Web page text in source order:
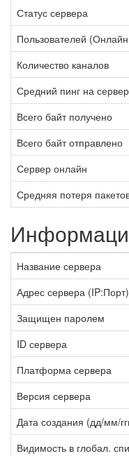
Статус сервера
Пользователей
Количество каналов
Средний пинг на
Всего байт получено
Всего байт отправлено
Сервер онлайн
Средняя потеря
Название сервера
Адрес сервера (IP:Порт)
Защищен паролем
ID сервера
Платформа сервера
Версия сервера
Дата создания (дд/мм/
Видимость в глобал.